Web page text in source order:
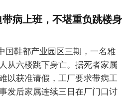
病上班，不堪重负跳楼身
国鞋都产业园区三期，一名雅
从六楼跳下身亡。据死者家属
以获准请假，工厂要求带病工
发后家属连续三日在厂门口讨